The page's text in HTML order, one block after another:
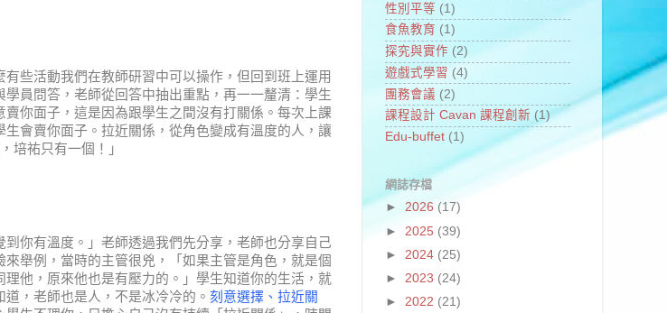
些活動我們在教師研習中可以操作，但回到班上運用
員問答，老師從回答中抽出重點，再一一釐清：學生
你面子，這是因為跟學生之間沒有打關係。每次上課
會賣你面子。拉近關係，從角色變成有溫度的人，讓
培祐只有一個！」
到你有溫度。」老師透過我們先分享，老師也分享自己
舉例，當時的主管很兇，「如果主管是角色，就是個
他，原來他也是有壓力的。」學生知道你的生活，就
，老師也是人，不是冰冷冷的。 刻意選擇、拉近關
性別平等 (1)
食魚教育 (1)
探究與實作 (2)
遊戲式學習 (4)
團務會議 (2)
課程設計 Cavan 課程創新 (1)
Edu-buffet (1)
網誌存檔
► 2026 (17)
► 2025 (39)
► 2024 (25)
► 2023 (24)
► 2022 (21)